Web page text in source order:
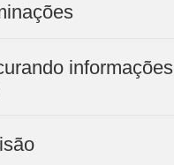
informações